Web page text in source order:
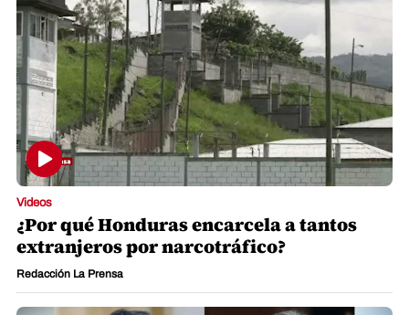
Videos
¿Por qué Honduras encarcela a tantos
extranjeros por narcotráfico?
Redacción La Prensa